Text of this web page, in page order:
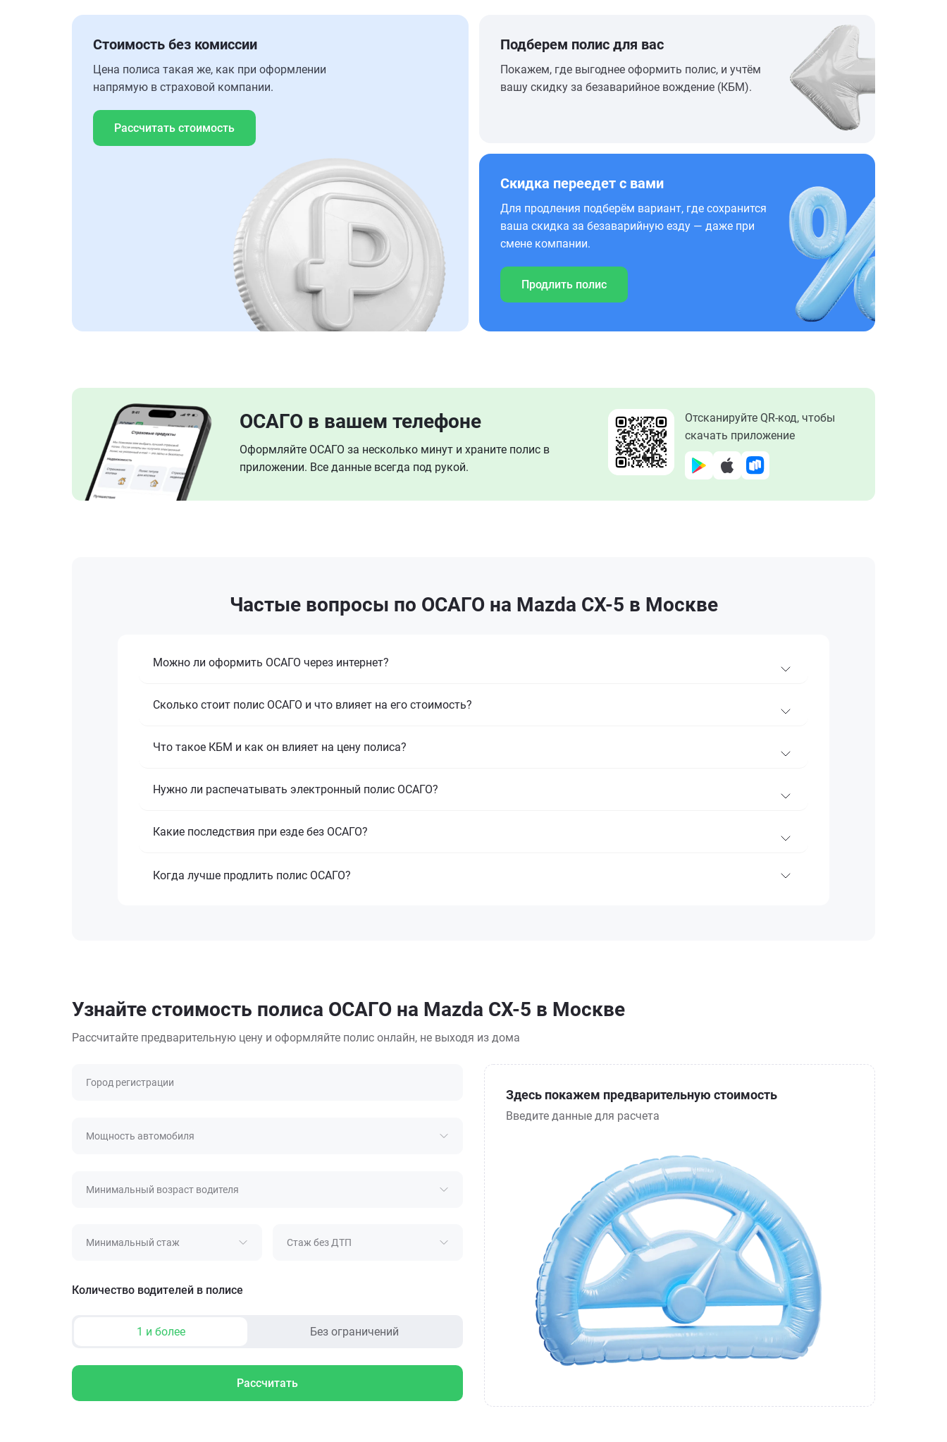
Стоимость без комиссии
Цена полиса такая же, как при оформлении
напрямую в страховой компании.
Рассчитать стоимость
Подберем полис для вас
Покажем, где выгоднее оформить полис, и учтём
вашу скидку за безаварийное вождение (КБМ).
Скидка переедет с вами
Для продления подберём вариант, где сохранится
ваша скидка за безаварийную езду — даже при
смене компании.
Продлить полис
ОСАГО в вашем телефоне
Оформляйте ОСАГО за несколько минут и храните полис в
приложении. Все данные всегда под рукой.
Отсканируйте QR-код, чтобы
скачать приложение
Частые вопросы по ОСАГО на Mazda CX-5 в Москве
Можно ли оформить ОСАГО через интернет?
Сколько стоит полис ОСАГО и что влияет на его стоимость?
Что такое КБМ и как он влияет на цену полиса?
Нужно ли распечатывать электронный полис ОСАГО?
Какие последствия при езде без ОСАГО?
Когда лучше продлить полис ОСАГО?
Узнайте стоимость полиса ОСАГО на Mazda CX-5 в Москве
Рассчитайте предварительную цену и оформляйте полис онлайн, не выходя из дома
Город регистрации
Мощность автомобиля
Минимальный возраст водителя
Минимальный стаж Стаж без ДТП
Количество водителей в полисе
1 и более Без ограничений
Рассчитать
Здесь покажем предварительную стоимость
Введите данные для расчета